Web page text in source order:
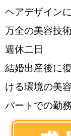
ヘアデザイン
万全の美容技
週休二日
結婚出産後に
ける環境の美
パートでの勤